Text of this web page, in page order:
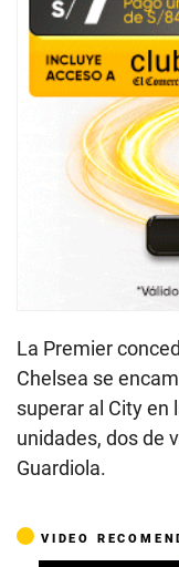
La Premier
Chelsea se
superar al City en
unidades, dos de
Guardiola.
VIDEO